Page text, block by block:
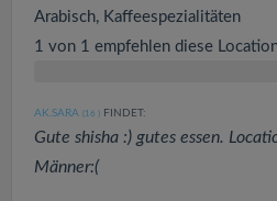
Arabisch, Kaffeespezialitäten
1 von 1 empfehlen diese
AK.SARA (16 ) FINDET:
Gute shisha :) gutes essen.
Männer:(